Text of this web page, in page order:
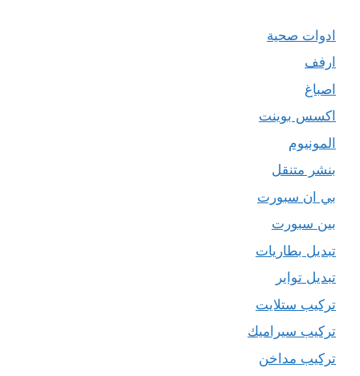
ادوات صحية
ارفف
اصباغ
اكسس بوينت
المونيوم
بنشر متنقل
بي ان سبورت
بين سبورت
تبديل بطاريات
تبديل تواير
تركيب ستلايت
تركيب سيراميك
تركيب مداخن